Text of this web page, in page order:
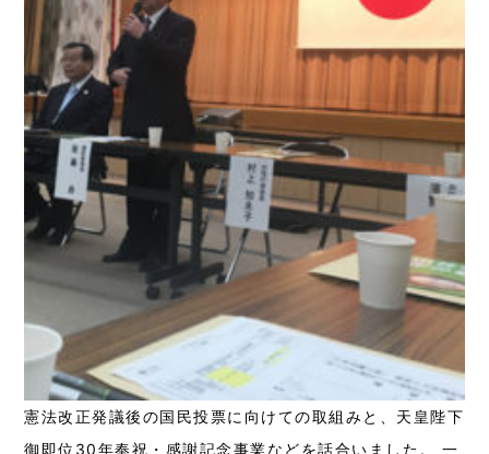
憲法改正発議後の国民投票に向けての取組みと、天皇陛下
御即位30年奉祝・感謝記念事業などを話合いました。 一